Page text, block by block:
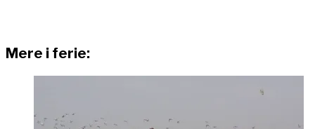
Mere i ferie: